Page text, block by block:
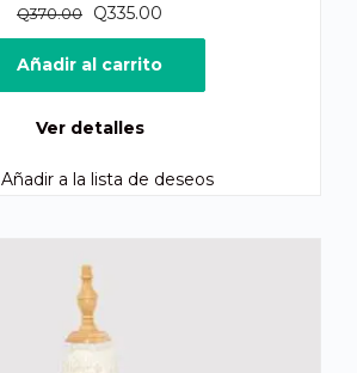
Q370.00
El
precio
original
era:
Q335.00
precio
actual
es:
Añadir al carrito
Ver detalles
Añadir a la lista de deseos